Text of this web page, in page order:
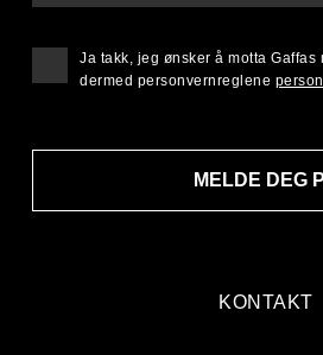
KONTAKT
MELDE DEG
Ja takk, jeg ønsker å motta
dermed personvernreglene